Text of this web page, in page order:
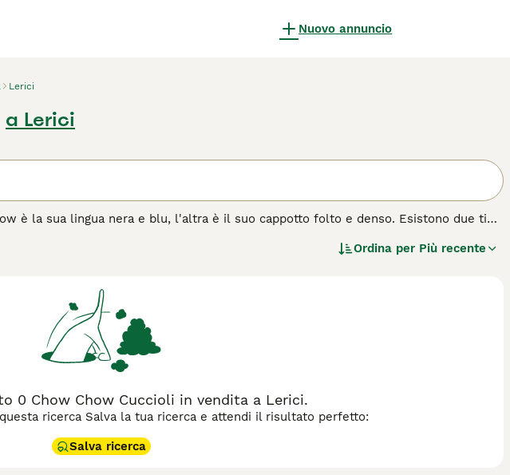
Nuovo annuncio
Lerici
a Lerici
è la sua lingua nera e blu, l'altra è il suo cappotto folto e denso. Esistono due tipi
all'interno della famiglia.
Ordina per Più recente
0 Chow Chow Cuccioli in vendita a Lerici.
ricerca Salva la tua ricerca e attendi il risultato perfetto:
Salva ricerca